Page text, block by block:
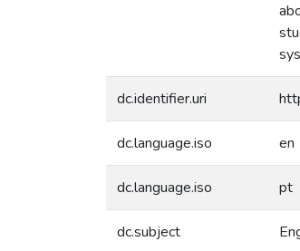
dc.identifier.uri
dc.language.iso en
dc.language.iso pt
dc.subject